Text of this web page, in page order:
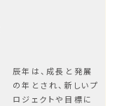
辰年は、成長と発展
の年とされ、新しいプ
ロジェクトや目標に